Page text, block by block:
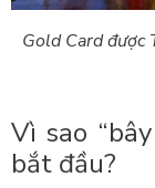
Gold Card được
Vì sao
bắt đầu?